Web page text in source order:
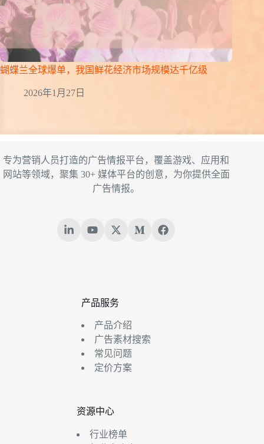
蝴蝶兰全球爆单，我国鲜花经济市场规模达千亿级
2026年1月27日
专为营销人员打造的广告情报平台，覆盖游戏、应用和
网站等领域，聚集 30+ 媒体平台的创意，为你提供全面
广告情报。
产品服务
产品介绍
广告素材搜索
常见问题
定价方案
资源中心
行业榜单